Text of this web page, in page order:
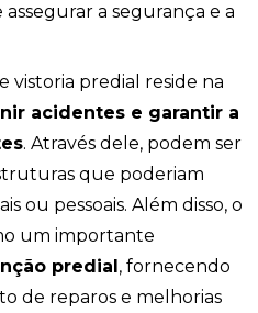
assegurar a segurança e a
vistoria predial reside na
acidentes e garantir a
. Através dele, podem ser
que poderiam
ou pessoais. Além disso, o
um importante
predial, fornecendo
de reparos e melhorias